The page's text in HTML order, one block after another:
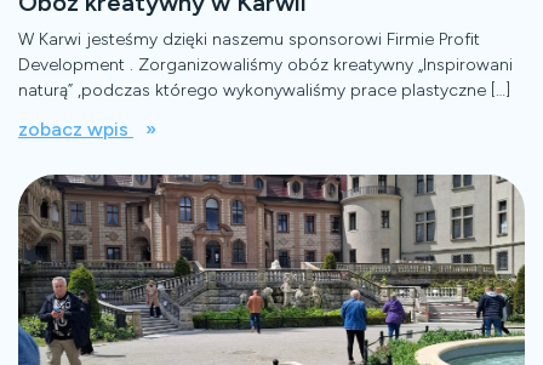
W Karwi jesteśmy dzięki naszemu sponsorowi Firmie Profit
Development . Zorganizowaliśmy obóz kreatywny „Inspirowani
naturą” ,podczas którego wykonywaliśmy prace plastyczne […]
zobacz wpis